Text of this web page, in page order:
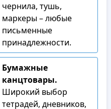
чернила, тушь,
маркеры – любые
письменные
принадлежности.
Бумажные
канцтовары.
Широкий выбор
тетрадей, дневников,